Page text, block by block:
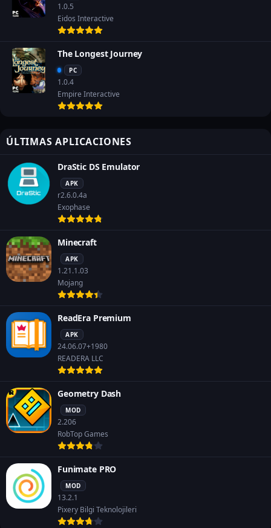
1.0.5
Eidos Interactive
The Longest Journey
PC
1.0.4
Empire Interactive
ÚLTIMAS APLICACIONES
DraStic DS Emulator
APK
r2.6.0.4a
Exophase
Minecraft
APK
1.21.1.03
Mojang
ReadEra Premium
APK
24.06.07+1980
READERA LLC
Geometry Dash
MOD
2.206
RobTop Games
Funimate PRO
MOD
13.2.1
Pixery Bilgi Teknolojileri